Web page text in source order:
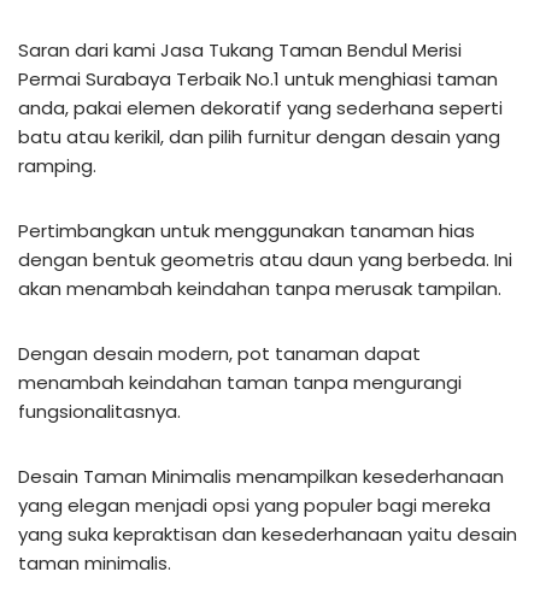
Saran dari kami Jasa Tukang Taman Bendul Merisi
Permai Surabaya Terbaik No.1 untuk menghiasi taman
anda, pakai elemen dekoratif yang sederhana seperti
batu atau kerikil, dan pilih furnitur dengan desain yang
ramping.
Pertimbangkan untuk menggunakan tanaman hias
dengan bentuk geometris atau daun yang berbeda. Ini
akan menambah keindahan tanpa merusak tampilan.
Dengan desain modern, pot tanaman dapat
menambah keindahan taman tanpa mengurangi
fungsionalitasnya.
Desain Taman Minimalis menampilkan kesederhanaan
yang elegan menjadi opsi yang populer bagi mereka
yang suka kepraktisan dan kesederhanaan yaitu desain
taman minimalis.